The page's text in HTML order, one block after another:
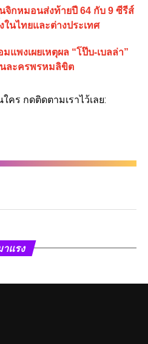
จิกหมอนส่งท้ายปี 64 กับ 9 ซีรีส์
ในไทยและต่างประเทศ
มแพงเผยเหตุผล “โป๊บ-เบลล่า”
นละครพรหมลิขิต
ร กดติดตามเราไว้เลย:
าแรง